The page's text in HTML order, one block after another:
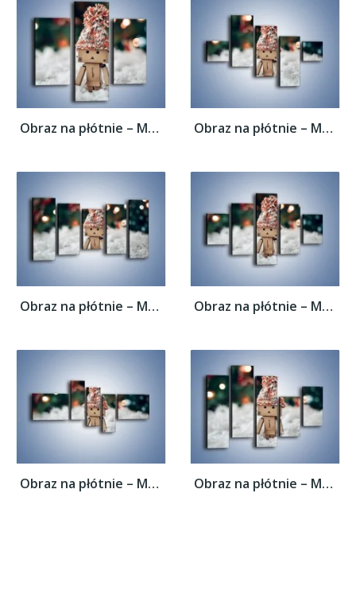
Obraz na płótnie – Mały ludek zimową porą... Obraz na płótnie – Mały ludek zimową porą...
Obraz na płótnie – Mały ludek zimową porą... Obraz na płótnie – Mały ludek zimową porą...
Obraz na płótnie – Mały ludek zimową porą... Obraz na płótnie – Mały ludek zimową porą...